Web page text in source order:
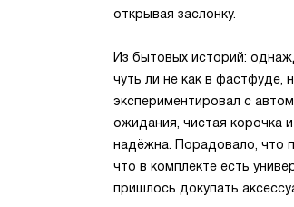
открывая заслонку.
Из бытовых историй:
чуть ли не как в фастфуде,
экспериментировал с
ожидания, чистая корочка
надёжна. Порадовало, что
что в комплекте есть
пришлось докупать